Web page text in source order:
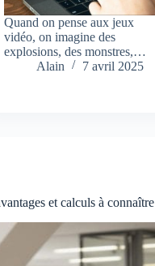
Quand on pense aux jeux
vidéo, on imagine des
explosions, des monstres,…
Alain
7 avril 2025
et calculs à connaître